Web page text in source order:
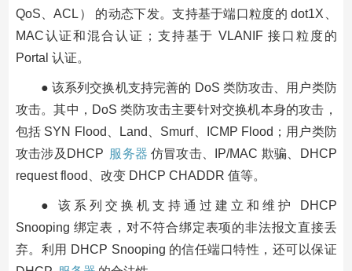
QoS、ACL） 的动态下发。支持基于端口粒度的 dot1X、
MAC认证和混合认证；支持基于 VLANIF 接口粒度的
Portal 认证。
● 该系列交换机支持完善的 DoS 类防攻击、用户类防
攻击。其中，DoS 类防攻击主要针对交换机本身的攻击，
包括 SYN Flood、Land、Smurf、ICMP Flood；用户类防
攻击涉及DHCP 服务器 仿冒攻击、IP/MAC 欺骗、DHCP
request flood、改变 DHCP CHADDR 值等。
● 该系列交换机支持通过建立和维护 DHCP
Snooping 绑定表，对不符合绑定表项的非法报文直接丢
弃。利用 DHCP Snooping 的信任端口特性，还可以保证